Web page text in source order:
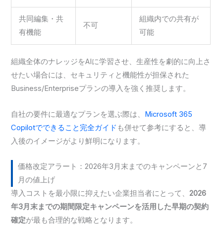
共同編集・共
有機能
不可
組織内での共有が
可能
組織全体のナレッジをAIに学習させ、生産性を劇的に向上さ
せたい場合には、セキュリティと機能性が担保された
Business/Enterpriseプランの導入を強く推奨します。
自社の要件に最適なプランを選ぶ際は、 Microsoft 365
Copilotでできること完全ガイド も併せて参考にすると、導
入後のイメージがより鮮明になります。
価格改定アラート：2026年3月末までのキャンペーンと7
月の値上げ
導入コストを最小限に抑えたい企業担当者にとって、2026
年3月末までの期間限定キャンペーンを活用した早期の契約
確定が最も合理的な戦略となります。